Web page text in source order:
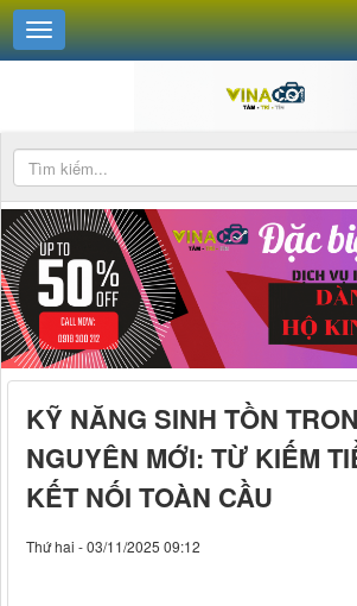
KỸ NĂNG SINH TỒN
NGUYÊN MỚI: TỪ KIẾM
KẾT NỐI TOÀN CẦU
Thứ hai - 03/11/2025 09:12